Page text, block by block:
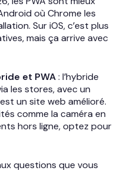
où Chrome les
Sur iOS, c’est plus
mais ça arrive avec
et PWA: l’hybride
les stores, avec un
un site web amélioré.
comme la caméra en
hors ligne, optez pour
questions que vous